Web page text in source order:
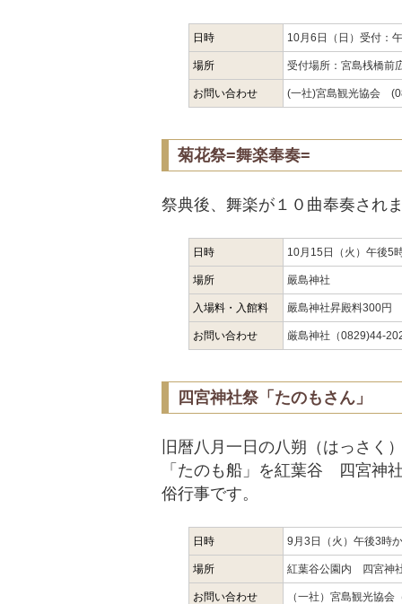
日時 10月6日（日）受付：
場所 受付場所：宮島桟橋前
お問い合わせ (一社)宮島観光協会
菊花祭=舞楽奉奏=
祭典後、舞楽が１０曲奉奏され
日時 10月15日（火）午後5
場所 嚴島神社
入場料・入館料 嚴島神社昇殿料300円
お問い合わせ 厳島神社（0829)44-
四宮神社祭「たのもさん」
旧暦八月一日の八朔（はっさく
「たのも船」を紅葉谷 四宮神
俗行事です。
日時 9月3日（火）午後3時
場所 紅葉谷公園内 四宮
お問い合わせ （一社）宮島観光協